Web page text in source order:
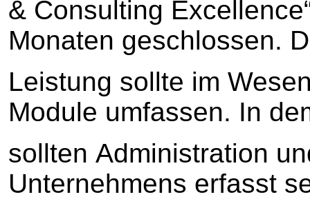
& Consulting
Monaten geschlossen.
Leistung sollte im
Module umfassen. In
sollten Administration
Unternehmens erfasst